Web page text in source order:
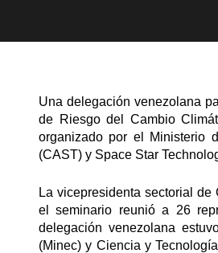
Una delegación venezolana
de Riesgo del Cambio
organizado por el Ministerio
(CAST) y Space Star
La vicepresidenta sectorial
el seminario reunió a 26
delegación venezolana
(Minec) y Ciencia y